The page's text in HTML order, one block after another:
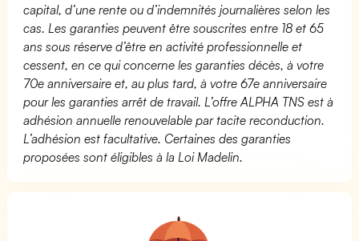
capital, d’une rente ou d’indemnités journalières selon les
cas. Les garanties peuvent être souscrites entre 18 et 65
ans sous réserve d’être en activité professionnelle et
cessent, en ce qui concerne les garanties décès, à votre
70e anniversaire et, au plus tard, à votre 67e anniversaire
pour les garanties arrêt de travail. L’offre ALPHA TNS est à
adhésion annuelle renouvelable par tacite reconduction.
L’adhésion est facultative. Certaines des garanties
proposées sont éligibles à la Loi Madelin.